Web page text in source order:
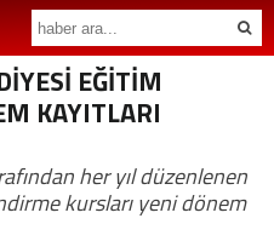
EĞİTİM
KAYITLARI
her yıl düzenlenen
kursları yeni dönem